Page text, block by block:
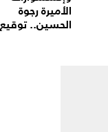
الأميرة رجوة
الحسين..